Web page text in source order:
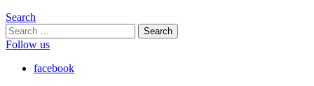
Search
Search
for:
Follow us
facebook